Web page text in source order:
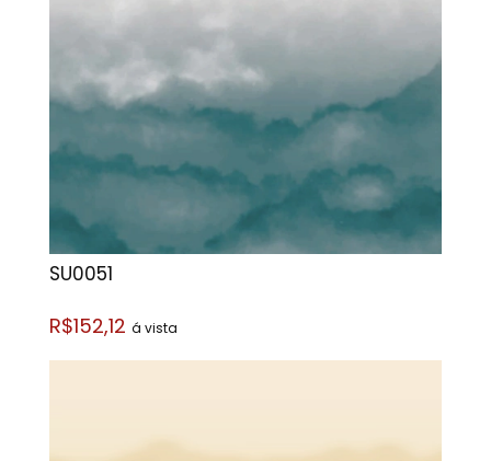
SU0051
R$152,12 á vista